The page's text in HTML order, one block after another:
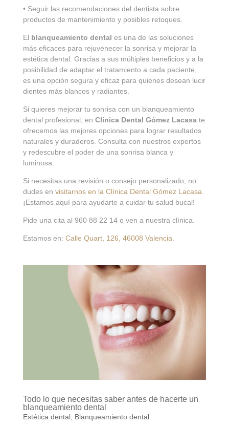
• Seguir las recomendaciones del dentista sobre
productos de mantenimiento y posibles retoques.
El blanqueamiento dental es una de las soluciones
más eficaces para rejuvenecer la sonrisa y mejorar la
estética dental. Gracias a sus múltiples beneficios y a la
posibilidad de adaptar el tratamiento a cada paciente,
es una opción segura y eficaz para quienes desean lucir
dientes más blancos y radiantes.
Si quieres mejorar tu sonrisa con un blanqueamiento
dental profesional, en Clínica Dental Gómez Lacasate
ofrecemos las mejores opciones para lograr resultados
naturales y duraderos. Consulta con nuestros expertos
y redescubre el poder de una sonrisa blanca y
luminosa.
Si necesitas una revisión o consejo personalizado, no
dudes en visitarnos en la Clínica Dental Gómez Lacasa
¡Estamos aquí para ayudarte a cuidar tu salud bucal!
Pide una cita al 960 88 22 14 o ven a nuestra clínica.
Estamos en: Calle Quart, 126, 46008 Valencia
Todo lo que necesitas saber antes de hacerte un
blanqueamiento dental
Estética dental, Blanqueamiento dental